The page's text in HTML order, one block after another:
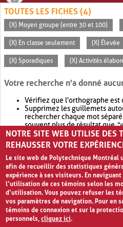
TOUTES LES FICHES (4)
(X) Moyen groupe (entre 30 et 100)
(X) En classe seulement (X) Élevée
(X) Sporadiques (X) Activités
Votre recherche n'a donné
Vérifiez que l'orthographe est
Supprimez les guillemets
rechercher chaque mot
souvent plus de résultat que
Envisagez d'élargir votre
retournera souvent plus de
NOTRE SITE WEB UTILISE DES
REHAUSSER VOTRE
Le site web de Polytechnique
afin de recueillir des statistiques
expérience à ses visiteurs. En
l’utilisation de ces témoins selon les
d’utilisation. Vous pouvez refuser les
vos paramètres de navigation. Pour en
témoins de connexion et sur la
personnels,cliquez ici.